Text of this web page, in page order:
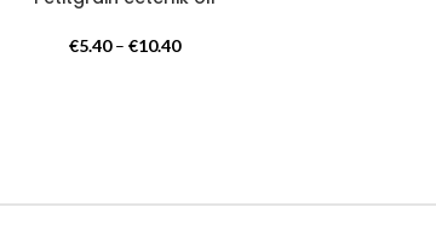
€5.40 – €10.40Hinnavahemik: